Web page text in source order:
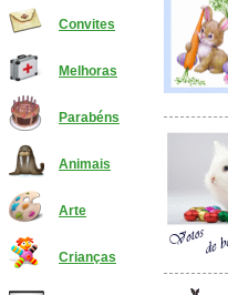
Convites
Melhoras
Parabéns
Animais
Arte
Crianças